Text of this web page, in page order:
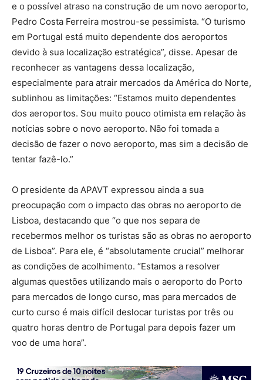
e o possível atraso na construção de um novo aeroporto,
Pedro Costa Ferreira mostrou-se pessimista. “O turismo
em Portugal está muito dependente dos aeroportos
devido à sua localização estratégica”, disse. Apesar de
reconhecer as vantagens dessa localização,
especialmente para atrair mercados da América do Norte,
sublinhou as limitações: “Estamos muito dependentes
dos aeroportos. Sou muito pouco otimista em relação às
notícias sobre o novo aeroporto. Não foi tomada a
decisão de fazer o novo aeroporto, mas sim a decisão de
tentar fazê-lo.”
O presidente da APAVT expressou ainda a sua
preocupação com o impacto das obras no aeroporto de
Lisboa, destacando que “o que nos separa de
recebermos melhor os turistas são as obras no aeroporto
de Lisboa”. Para ele, é “absolutamente crucial” melhorar
as condições de acolhimento. “Estamos a resolver
algumas questões utilizando mais o aeroporto do Porto
para mercados de longo curso, mas para mercados de
curto curso é mais difícil deslocar turistas por três ou
quatro horas dentro de Portugal para depois fazer um
voo de uma hora”.